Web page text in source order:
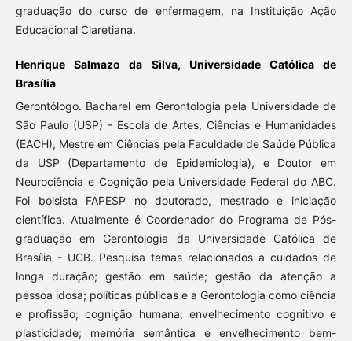
graduação do curso de enfermagem, na Instituição Ação
Educacional Claretiana.
Henrique Salmazo da Silva, Universidade Católica de
Brasília
Gerontólogo. Bacharel em Gerontologia pela Universidade de
São Paulo (USP) - Escola de Artes, Ciências e Humanidades
(EACH), Mestre em Ciências pela Faculdade de Saúde Pública
da USP (Departamento de Epidemiologia), e Doutor em
Neurociência e Cognição pela Universidade Federal do ABC.
Foi bolsista FAPESP no doutorado, mestrado e iniciação
científica. Atualmente é Coordenador do Programa de Pós-
graduação em Gerontologia da Universidade Católica de
Brasília - UCB. Pesquisa temas relacionados a cuidados de
longa duração; gestão em saúde; gestão da atenção a
pessoa idosa; políticas públicas e a Gerontologia como ciência
e profissão; cognição humana; envelhecimento cognitivo e
plasticidade; memória semântica e envelhecimento bem-